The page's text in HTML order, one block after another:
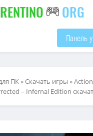
ORG
Панель
ПК»Скачать игры »
– Infernal Edition